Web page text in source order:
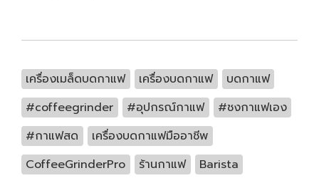
เครื่องเมล็ดบดกาแฟ เครื่องบดกาแฟ
บดกาแฟ
#coffeegrinder
#อุปกรณ์กาแฟ
#ชงกาแฟเอง
#กาแฟสด
เครื่องบดกาแฟมืออาชีพ
CoffeeGrinderPro
ร้านกาแฟ Barista